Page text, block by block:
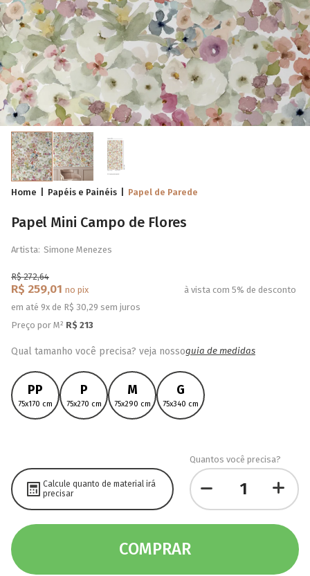
Home Papéis e Painéis Papel de Parede
Papel Mini Campo de Flores
Artista: Simone Menezes
R$ 272,64
R$ 259,01 no pix
à vista com 5% de desconto
em até 9x de R$ 30,29 sem juros
Preço por M² R$ 213
Qual tamanho você precisa? veja nossoguia de medidas
PP
75x170 cm
P
75x270 cm
M
75x290 cm
G
75x340 cm
Calcule quanto de material irá
precisar
Quantos você precisa?
COMPRAR